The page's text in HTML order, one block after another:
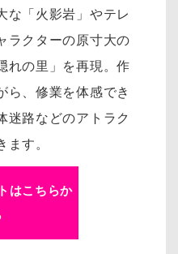
な「火影岩」やテレ
ラクターの原寸大の
れの里」を再現。作
ら、修業を体感でき
迷路などのアトラク
ます。
はこちらか